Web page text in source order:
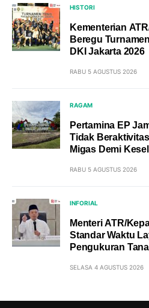
HISTORI
Kementerian
Beregu
DKI Jakarta 2026
RABU 5 AGUSTUS 2026
RAGAM
Pertamina EP
Tidak
Migas Demi
RABU 5 AGUSTUS 2026
INFORIAL
Menteri ATR/
Standar Waktu
Pengukuran
SELASA 4 AGUSTUS 2026